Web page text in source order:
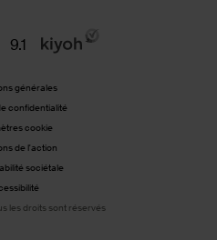
9.1
générales
confidentialité
cookie
de l'action
sociétale
les droits sont réservés